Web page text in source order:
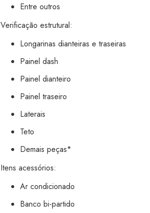
Entre outros
Verificação estrutural:
Longarinas dianteiras e traseiras
Painel dash
Painel dianteiro
Painel traseiro
Laterais
Teto
Demais peças*
Itens acessórios:
Ar condicionado
Banco bi-partido